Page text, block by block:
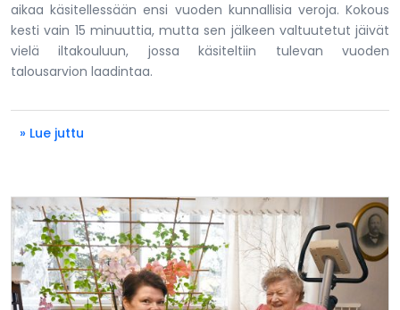
aikaa käsitellessään ensi vuoden kunnallisia veroja. Kokous
kesti vain 15 minuuttia, mutta sen jälkeen valtuutetut jäivät
vielä iltakouluun, jossa käsiteltiin tulevan vuoden
talousarvion laadintaa.
» Lue juttu